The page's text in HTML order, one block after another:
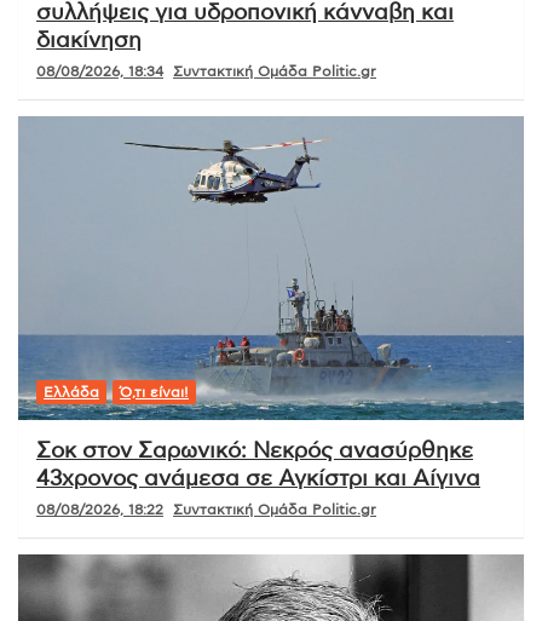
συλλήψεις για υδροπονική κάνναβη και
διακίνηση
08/08/2026, 18:34 Συντακτική Ομάδα Politic.gr
Ελλάδα Ό,τι είναι!
Σοκ στον Σαρωνικό: Νεκρός ανασύρθηκε
43χρονος ανάμεσα σε Αγκίστρι και Αίγινα
08/08/2026, 18:22 Συντακτική Ομάδα Politic.gr